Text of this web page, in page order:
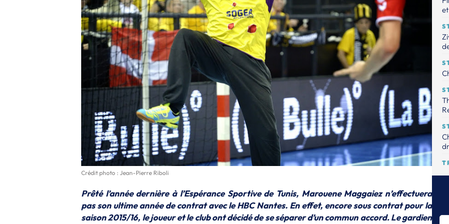
Crédit photo : Jean-Pierre Riboli
Prêté l’année dernière à l’Espérance Sportive de Tunis, Marouene Maggaiez n’effectuera
pas son ultime année de contrat avec le HBC Nantes. En effet, encore sous contrat pour la
saison 2015/16, le joueur et le club ont décidé de se séparer d’un commun accord. Le gardien